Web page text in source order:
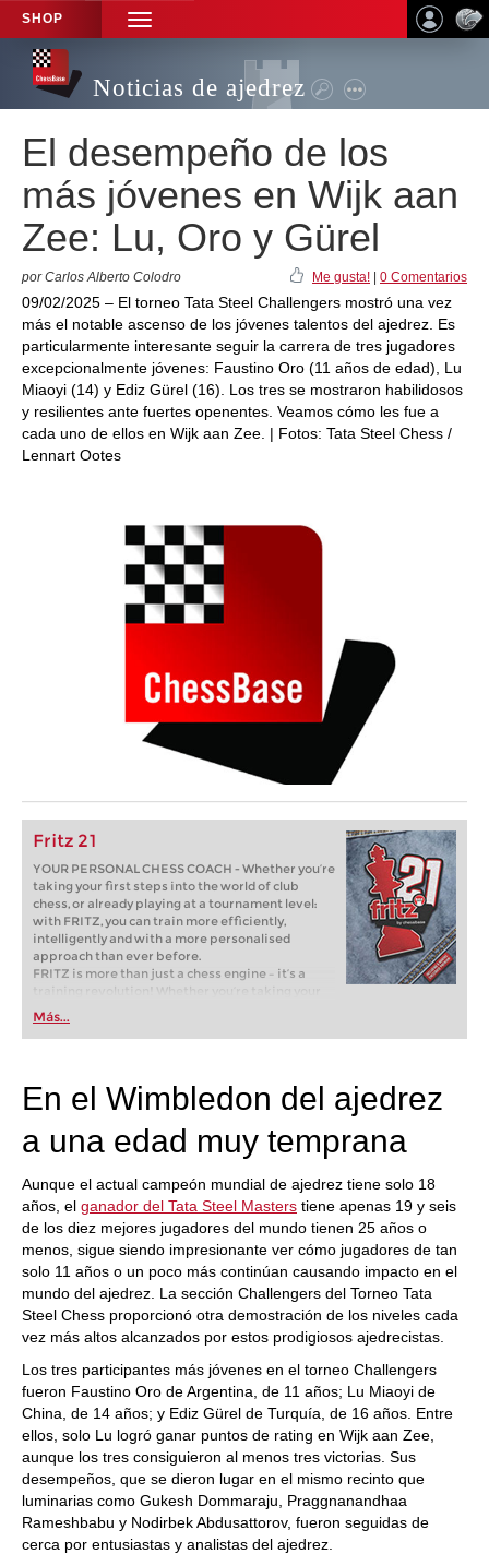
SHOP
TOGGLE
NAVIGATION
Noticias de ajedrez
El desempeño de los
más jóvenes en Wijk aan
Zee: Lu, Oro y Gürel
por Carlos Alberto Colodro Me gusta! 0 Comentarios
09/02/2025 – El torneo Tata Steel Challengers mostró una vez
más el notable ascenso de los jóvenes talentos del ajedrez. Es
particularmente interesante seguir la carrera de tres jugadores
excepcionalmente jóvenes: Faustino Oro (11 años de edad), Lu
Miaoyi (14) y Ediz Gürel (16). Los tres se mostraron habilidosos
y resilientes ante fuertes openentes. Veamos cómo les fue a
cada uno de ellos en Wijk aan Zee. | Fotos: Tata Steel Chess /
Lennart Ootes
Fritz 21
YOUR PERSONAL CHESS COACH - Whether you’re
taking your first steps into the world of club
chess, or already playing at a tournament level:
with FRITZ, you can train more efficiently,
intelligently and with a more personalised
approach than ever before.
FRITZ is more than just a chess engine – it’s a
training revolution! Whether you’re taking your
first steps into the world of club chess, or already
playing at a tournament level: with FRITZ, you can
train more efficiently, intelligently and with a
Más...
En el Wimbledon del ajedrez
a una edad muy temprana
Aunque el actual campeón mundial de ajedrez tiene solo 18
años, el ganador del Tata Steel Masters tiene apenas 19 y seis
de los diez mejores jugadores del mundo tienen 25 años o
menos, sigue siendo impresionante ver cómo jugadores de tan
solo 11 años o un poco más continúan causando impacto en el
mundo del ajedrez. La sección Challengers del Torneo Tata
Steel Chess proporcionó otra demostración de los niveles cada
vez más altos alcanzados por estos prodigiosos ajedrecistas.
Los tres participantes más jóvenes en el torneo Challengers
fueron Faustino Oro de Argentina, de 11 años; Lu Miaoyi de
China, de 14 años; y Ediz Gürel de Turquía, de 16 años. Entre
ellos, solo Lu logró ganar puntos de rating en Wijk aan Zee,
aunque los tres consiguieron al menos tres victorias. Sus
desempeños, que se dieron lugar en el mismo recinto que
luminarias como Gukesh Dommaraju, Praggnanandhaa
Rameshbabu y Nodirbek Abdusattorov, fueron seguidas de
cerca por entusiastas y analistas del ajedrez.